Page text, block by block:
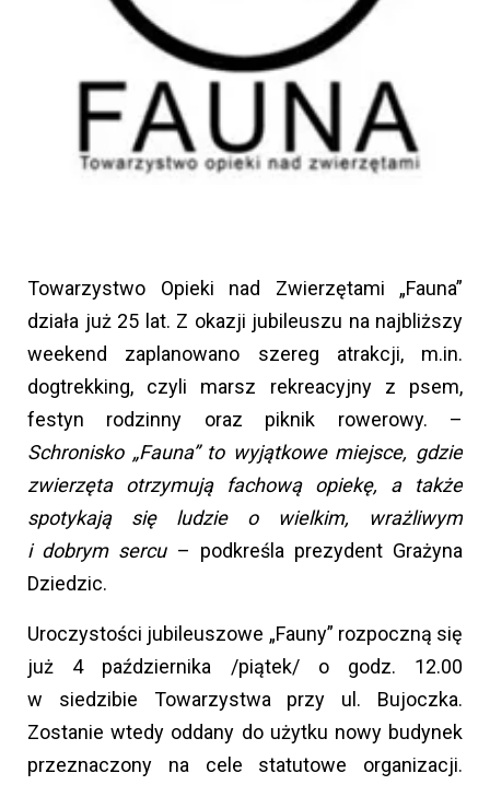
Towarzystwo Opieki nad Zwierzętami „Fauna”
działa już 25 lat. Z okazji jubileuszu na najbliższy
weekend zaplanowano szereg atrakcji, m.in.
dogtrekking, czyli marsz rekreacyjny z psem,
festyn rodzinny oraz piknik rowerowy. –
Schronisko „Fauna” to wyjątkowe miejsce, gdzie
zwierzęta otrzymują fachową opiekę, a także
spotykają się ludzie o wielkim, wrażliwym
i dobrym sercu – podkreśla prezydent Grażyna
Dziedzic.
Uroczystości jubileuszowe „Fauny” rozpoczną się
już 4 października /piątek/ o godz. 12.00
w siedzibie Towarzystwa przy ul. Bujoczka.
Zostanie wtedy oddany do użytku nowy budynek
przeznaczony na cele statutowe organizacji.